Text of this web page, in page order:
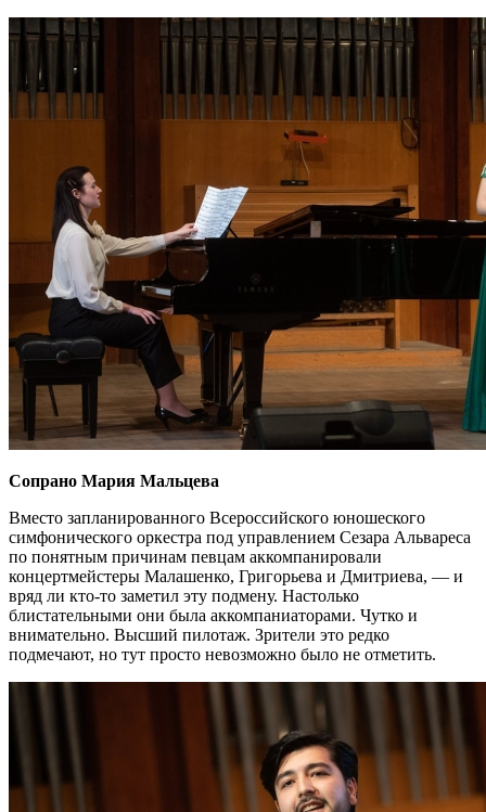
Сопрано Мария Мальцева
Вместо запланированного Всероссийского юношеского
симфонического оркестра под управлением Сезара Альвареса
по понятным причинам певцам аккомпанировали
концертмейстеры Малашенко, Григорьева и Дмитриева, — и
вряд ли кто-то заметил эту подмену. Настолько
блистательными они была аккомпаниаторами. Чутко и
внимательно. Высший пилотаж. Зрители это редко
подмечают, но тут просто невозможно было не отметить.